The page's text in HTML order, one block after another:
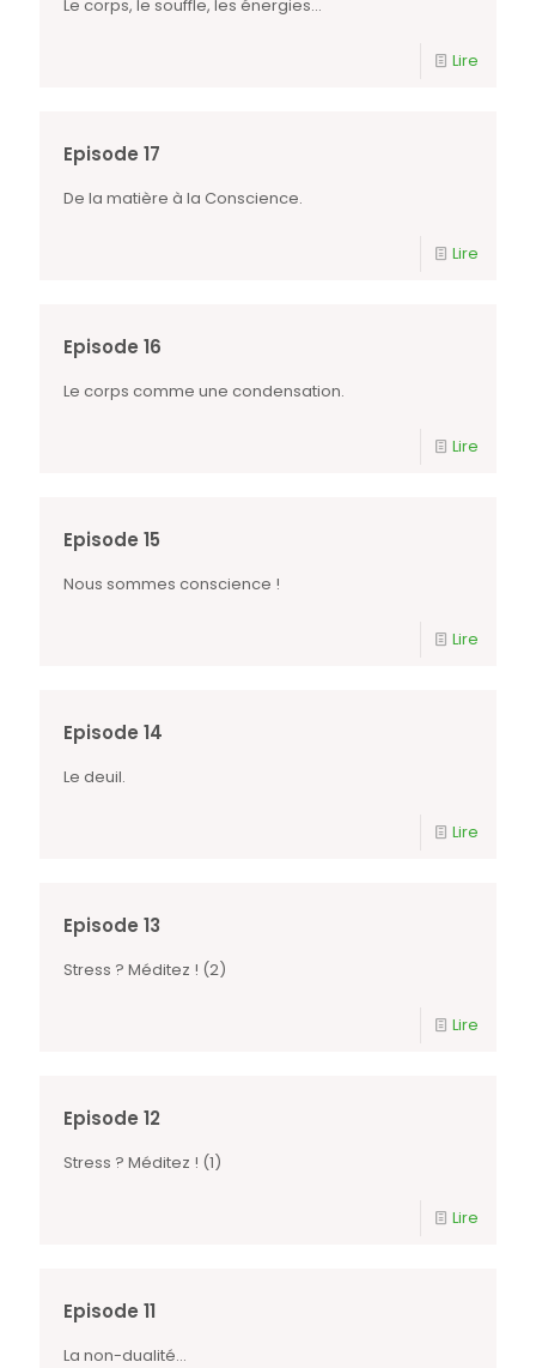
Le corps, le souffle, les énergies…
Lire
Episode 17
De la matière à la Conscience.
Lire
Episode 16
Le corps comme une condensation.
Lire
Episode 15
Nous sommes conscience !
Lire
Episode 14
Le deuil.
Lire
Episode 13
Stress ? Méditez ! (2)
Lire
Episode 12
Stress ? Méditez ! (1)
Lire
Episode 11
La non-dualité…